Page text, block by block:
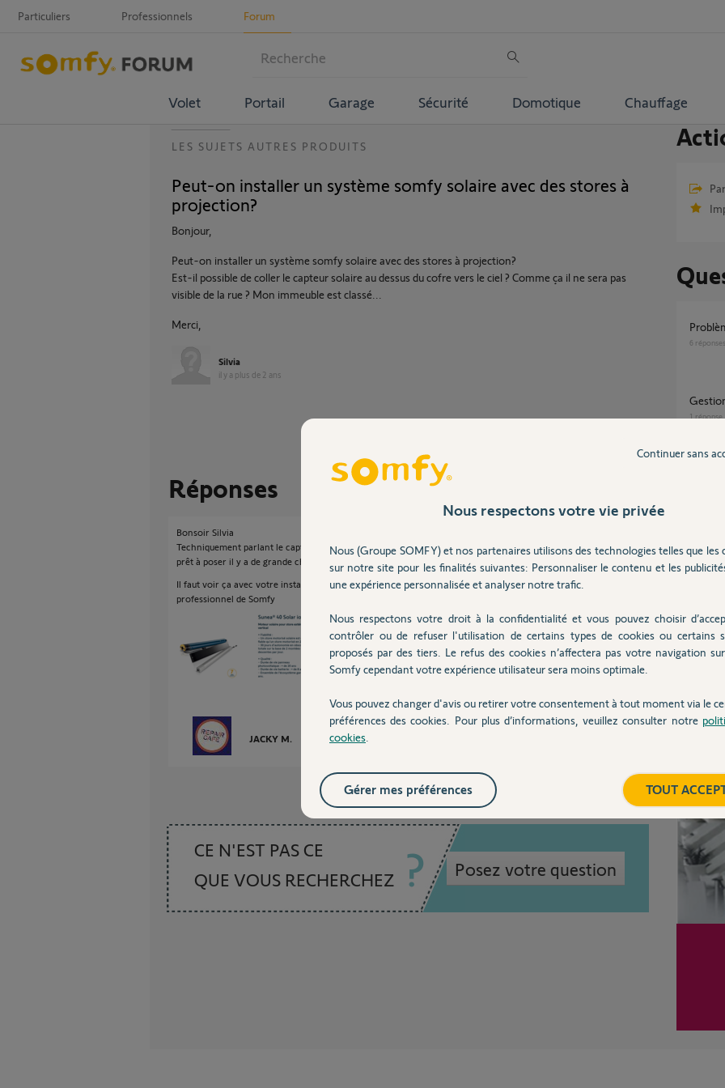
Particuliers Professionnels Forum
Volet Portail Garage Sécurité Domotique Chauffage
LES SUJETS AUTRES PRODUITS
Peut-on installer un système somfy solaire avec des stores à
projection?
Bonjour,
Peut-on installer un système somfy solaire avec des stores à projection?
Est-il possible de coller le capteur solaire au dessus du cofre vers le ciel ? Comme ça il ne sera pas
visible de la rue ? Mon immeuble est classé...
Merci,
Silvia
il y a plus de 2 ans
Partager cette question
Participer au fil de discussion
Réponses
Bonsoir Silvia
Techniquement parlant le capteur est indépendant, mais si vous commandez un ensemble
prêt à poser il y a de grande chance pour qu'il soit sur le devant.
Il faut voir ça avec votre installateur. C'est à lui de faire la demande auprès du service
professionnel de Somfy
JACKY M. il y a plus de 2 ans
CE N'EST PAS CE
QUE VOUS RECHERCHEZ
Posez votre question
6 réponses
1 réponse
Volet
3réponses
Nous respectons votre vie privée
Nous (Groupe SOMFY) et nos partenaires utilisons des technologies telles que les
sur notre site pour les finalités suivantes: Personnaliser le contenu et les
une expérience personnalisée et analyser notre trafic.
Nous respectons votre droit à la confidentialité et vous pouvez choisir
contrôler ou de refuser l'utilisation de certains types de cookies ou certains
proposés par des tiers. Le refus des cookies n’affectera pas votre navigation
Somfy cependant votre expérience utilisateur sera moins optimale.
Vous pouvez changer d'avis ou retirer votre consentement à tout moment via le
préférences des cookies. Pour plus d’informations, veuillez consulter notre
cookies
Continuer sans
TOUT
Gérer mes préférences